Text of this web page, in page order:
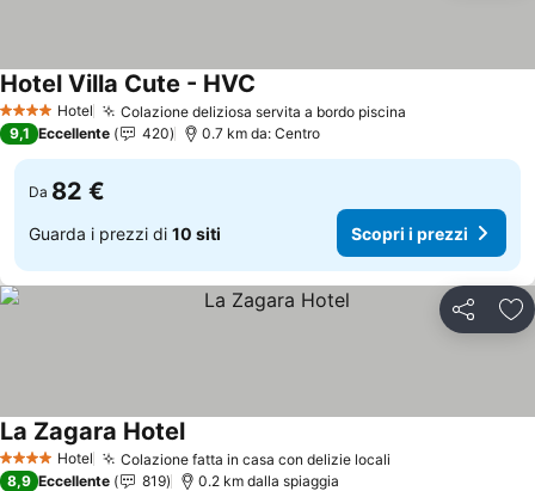
4 Stelle Hotel Colazione deliziosa servita a bordo piscina
Hotel Villa Cute - HVC
9,1 Eccellente 420 0.7 km da: Centro
Da 82 €
Guarda i prezzi di 10 siti Scopri i prezzi
Condividi
4 Stelle Hotel Colazione fatta in casa con delizie locali
La Zagara HotelScopri i prezzi
8,9 Eccellente 819 0.2 km dalla spiaggia